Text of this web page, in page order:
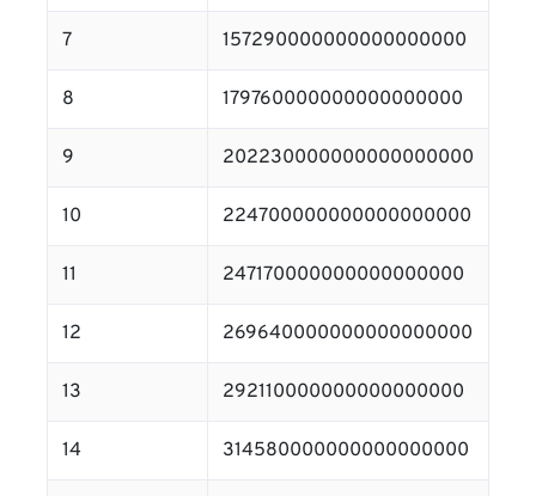
7 157290000000000000000
8 179760000000000000000
9 202230000000000000000
10 224700000000000000000
11 247170000000000000000
12 269640000000000000000
13 292110000000000000000
14 314580000000000000000